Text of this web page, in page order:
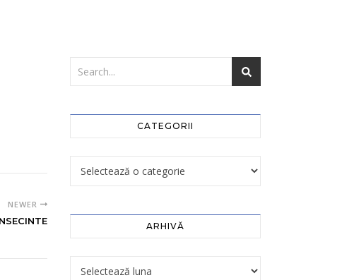
NEWER
CATEGORII
ARHIVĂ